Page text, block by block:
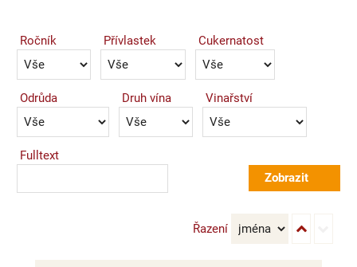
Ročník Přívlastek Cukernatost
Odrůda Druh vína Vinařství
Fulltext
Řazení